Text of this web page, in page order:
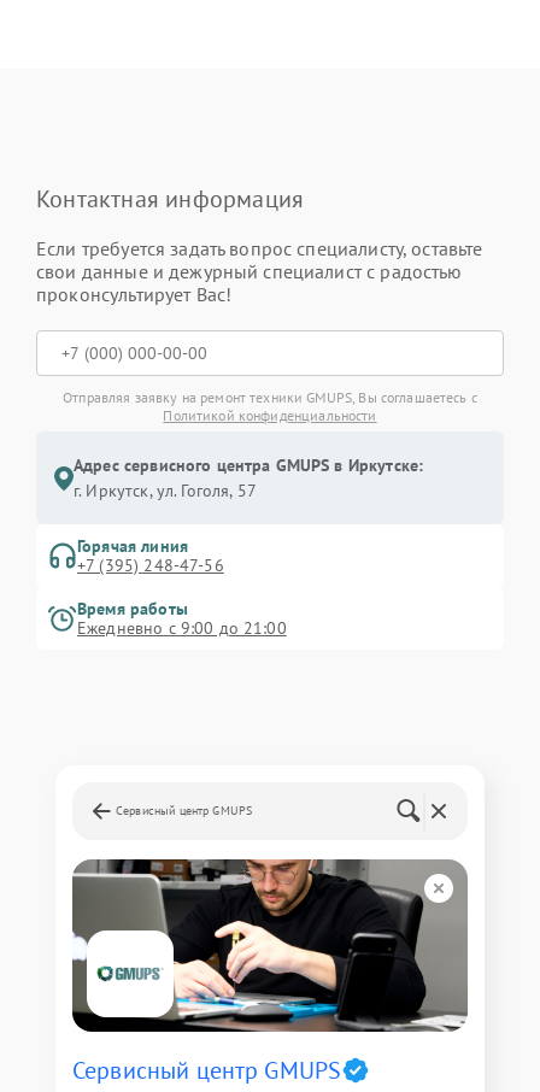
Контактная информация
Если требуется задать вопрос специалисту, оставьте
свои данные и дежурный специалист с радостью
проконсультирует Вас!
Отправляя заявку на ремонт техники GMUPS, Вы соглашаетесь с
Политикой конфиденциальности
Адрес сервисного центра GMUPS в Иркутске:
г. Иркутск, ул. ​Гоголя, 57
Горячая линия
+7 (395) 248-47-56
Время работы
Ежедневно с 9:00 до 21:00
Сервисный центр GMUPS
Сервисный центр GMUPS